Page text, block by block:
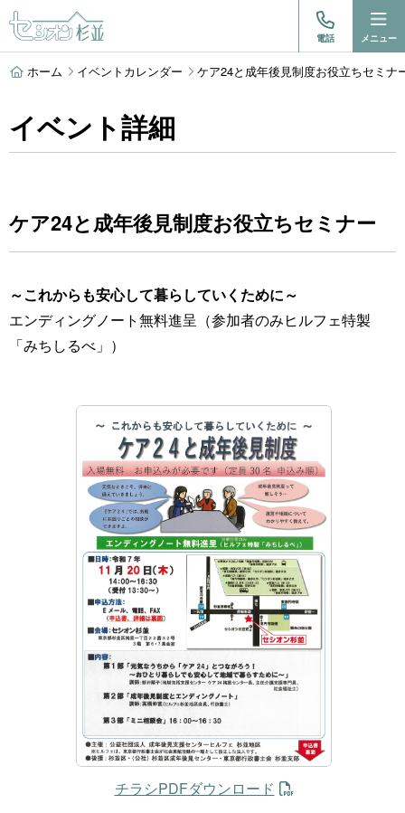
電話 メニュー
ホーム イベントカレンダー ケア24と成年後見制度お役立ちセミナ
イベント詳細
ケア24と成年後見制度お役立ちセミナー
～これからも安心して暮らしていくために～
エンディングノート無料進呈（参加者のみヒルフェ特製
「みちしるべ」）
チラシPDFダウンロード